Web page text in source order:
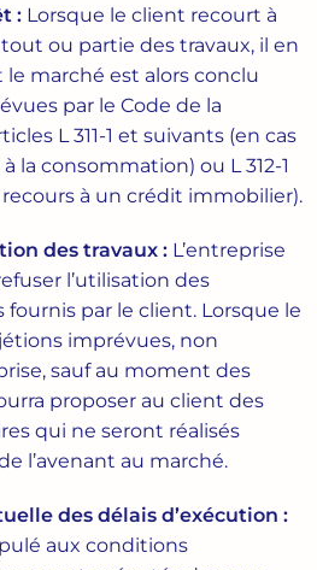
: Lorsque le client recourt à
ou partie des travaux, il en
le marché est alors conclu
par le Code de la
L 311-1 et suivants (en cas
la consommation) ou L 312-1
à un crédit immobilier).
des travaux : L’entreprise
l’utilisation des
par le client. Lorsque le
imprévues, non
sauf au moment des
proposer au client des
qui ne seront réalisés
l’avenant au marché.
des délais d’exécution :
aux conditions